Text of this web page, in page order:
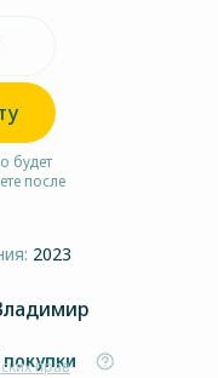
будет
после
2023
прав